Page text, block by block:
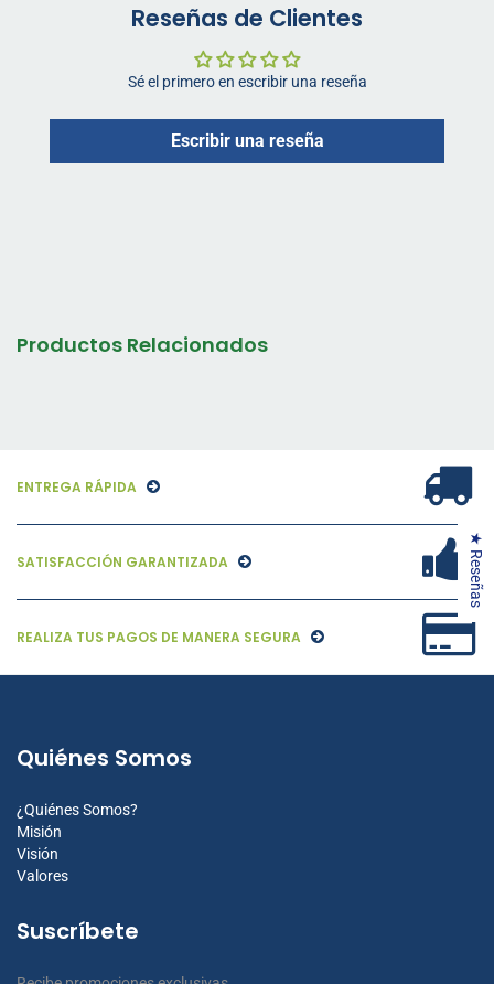
Reseñas de Clientes
Sé el primero en escribir una reseña
Escribir una reseña
Productos Relacionados
ENTREGA RÁPIDA
SATISFACCIÓN GARANTIZADA
REALIZA TUS PAGOS DE MANERA SEGURA
Quiénes Somos
¿Quiénes Somos?
Misión
Visión
Valores
Suscríbete
★ Reseñas